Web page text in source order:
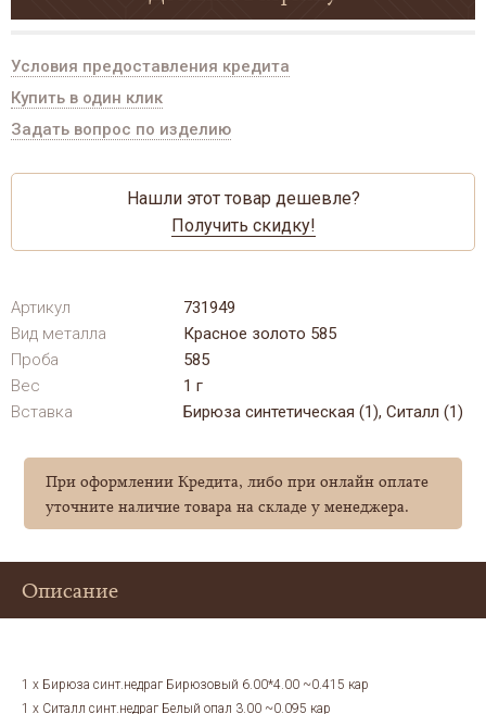
Условия предоставления кредита
Купить в один клик
Задать вопрос по изделию
Нашли этот товар дешевле?
Получить скидку!
Артикул
731949
Вид металла
Красное золото 585
Проба
585
Вес
1 г
Вставка
Бирюза синтетическая (1), Ситалл (1)
При оформлении Кредита, либо при онлайн оплате
уточните наличие товара на складе у менеджера.
Описание
1 x Бирюза синт.недраг Бирюзовый 6.00*4.00 ~0.415 кар
1 x Ситалл синт.недраг Белый опал 3.00 ~0.095 кар